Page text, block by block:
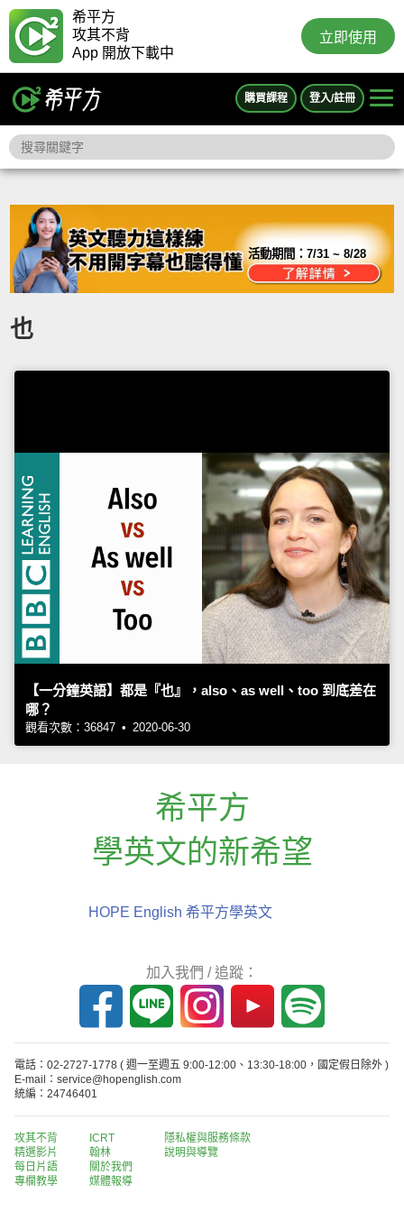
希平方
攻其不背
App 開放下載中
立即使用
購買課程 登入/註冊
活動期間：7/31 ~ 8/28
也
【一分鐘英語】都是『也』，also、as well、too 到底差在
哪？
觀看次數：36847 • 2020-06-30
希平方
學英文的新希望
HOPE English 希平方學英文
加入我們 / 追蹤：
電話：02-2727-1778 ( 週一至週五 9:00-12:00、13:30-18:00，國定假日除外 )
E-mail：service@hopenglish.com
統編：24746401
攻其不背
精選影片
每日片語
專欄教學
ICRT
翰林
關於我們
媒體報導
隱私權與服務條款
說明與導覽